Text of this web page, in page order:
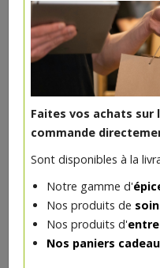
Faites vos achats
commande
Sont disponibles à la
Notre gamme d'
Nos produits de
Nos produits d'
Nos paniers
Obigies (région de
différents produits
méthode traditionnelle.
-